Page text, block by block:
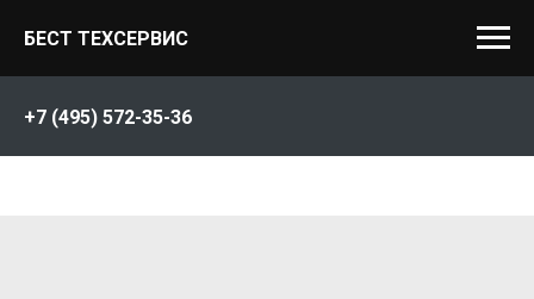
БЕСТ ТЕХСЕРВИС
+7 (495) 572-35-36